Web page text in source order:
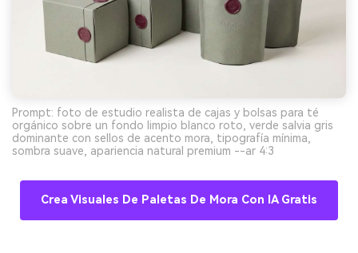
Prompt: foto de estudio realista de cajas y bolsas para té
orgánico sobre un fondo limpio blanco roto, verde salvia gris
dominante con sellos de acento mora, tipografía mínima,
sombra suave, apariencia natural premium --ar 4:3
Crea Visuales De Paletas De Mora Con IA Gratis